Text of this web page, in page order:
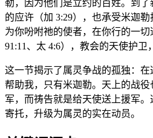
勒，因为他们是立约的百姓。到
的应许（加 3:29），也承受米迦
为你吩咐祂的使者，在你行的一
91:11、太 4:6），教会的天使护卫
这一节揭示了属灵争战的孤独：
帮助我，只有米迦勒。天上的战
军，而祷告就是给天使送上援军
寄托，升级为属灵的实在动员。